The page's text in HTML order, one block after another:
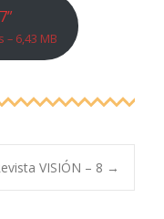
6,43 MB
VISIÓN – 8 →